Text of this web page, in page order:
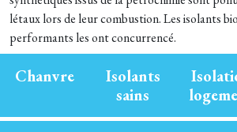
létaux lors de leur combustion. Les isolants
performants les ont concurrencé.
Chanvre
Isolants
sains